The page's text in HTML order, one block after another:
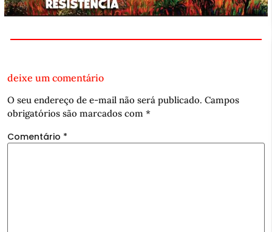
deixe um comentário
O seu endereço de e-mail não será publicado. Campos
obrigatórios são marcados com *
Comentário *